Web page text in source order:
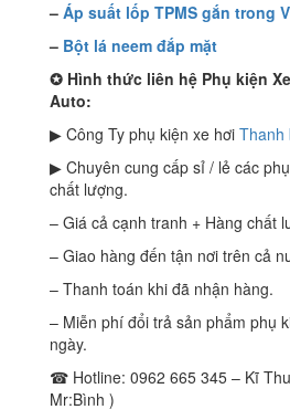
– Áp suất lốp TPMS gắn trong
– Bột lá neem đắp mặt
✪ Hình thức liên hệ Phụ kiện
Auto:
▶ Công Ty phụ kiện xe hơi Thanh
▶ Chuyên cung cấp sỉ / lẻ các
chất lượng.
– Giá cả cạnh tranh + Hàng chất
– Giao hàng đến tận nơi trên cả
– Thanh toán khi đã nhận hàng.
– Miễn phí đổi trả sản phẩm phụ
ngày.
☎ Hotline: 0962 665 345 – Kĩ
Mr:Bình )